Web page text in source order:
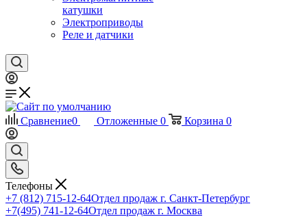
катушки
Электроприводы
Реле и датчики
Сравнение0 Отложенные 0 Корзина 0
Телефоны
+7 (812) 715-12-64Отдел продаж г. Санкт-Петербург
+7(495) 741-12-64Отдел продаж г. Москва